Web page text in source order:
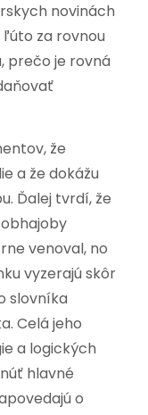
novinách
za rovnou
prečo je rovná
že
a že dokážu
Ďalej tvrdí, že
venoval, no
vyzerajú skôr
slovníka
Celá jeho
a logických
hlavné
o